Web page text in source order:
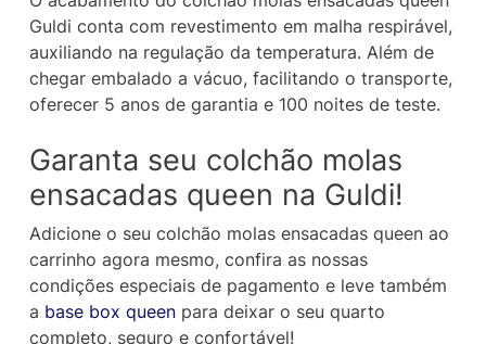
Guldi conta com revestimento em malha respirável,
auxiliando na regulação da temperatura. Além de
chegar embalado a vácuo, facilitando o transporte,
oferecer 5 anos de garantia e 100 noites de teste.
Garanta seu colchão molas
ensacadas queen na Guldi!
Adicione o seu colchão molas ensacadas queen ao
carrinho agora mesmo, confira as nossas
condições especiais de pagamento e leve também
a base box queenpara deixar o seu quarto
completo, seguro e confortável!